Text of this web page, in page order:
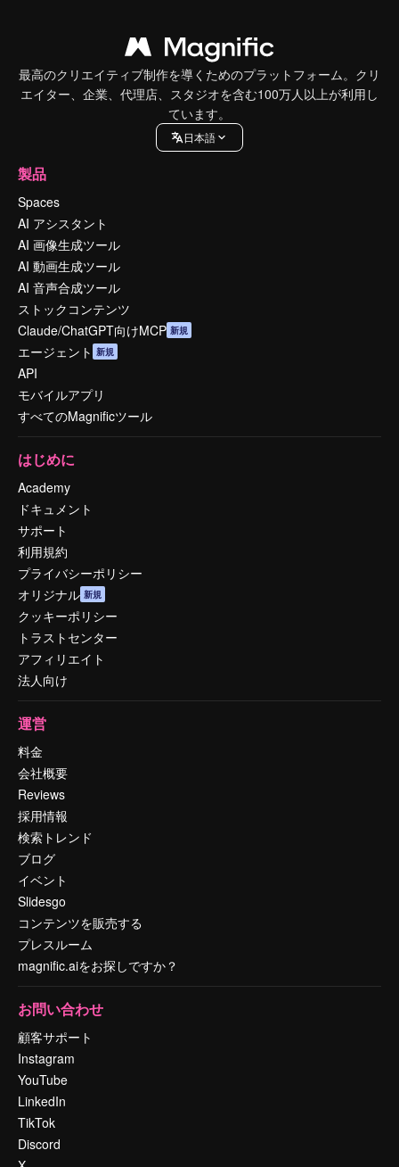
最高のクリエイティブ制作を導くためのプラットフォーム。クリ
エイター、企業、代理店、スタジオを含む100万人以上が利用し
ています。
日本語
製品
Spaces
AI アシスタント
AI 画像生成ツール
AI 動画生成ツール
AI 音声合成ツール
ストックコンテンツ
Claude/ChatGPT向けMCP 新規
エージェント 新規
API
モバイルアプリ
すべてのMagnificツール
はじめに
Academy
ドキュメント
サポート
利用規約
プライバシーポリシー
オリジナル 新規
クッキーポリシー
トラストセンター
アフィリエイト
法人向け
運営
料金
会社概要
Reviews
採用情報
検索トレンド
ブログ
イベント
Slidesgo
コンテンツを販売する
プレスルーム
magnific.aiをお探しですか？
お問い合わせ
顧客サポート
Instagram
YouTube
LinkedIn
TikTok
Discord